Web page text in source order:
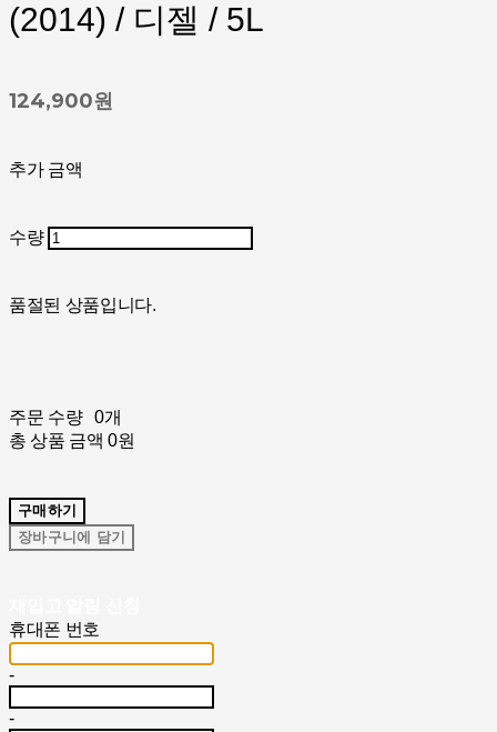
(2014) / 디젤 / 5L
124,900원
추가 금액
수량
품절된 상품입니다.
주문 수량
0개
총 상품 금액 0원
구매하기
장바구니에 담기
휴대폰 번호
-
-